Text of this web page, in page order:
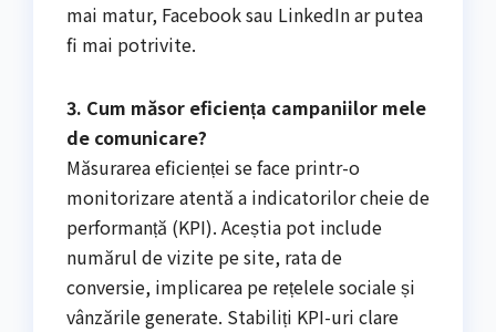
mai matur, Facebook sau LinkedIn ar putea
fi mai potrivite.
3. Cum măsor eficiența campaniilor mele
de comunicare?
Măsurarea eficienței se face printr-o
monitorizare atentă a indicatorilor cheie de
performanță (KPI). Aceștia pot include
numărul de vizite pe site, rata de
conversie, implicarea pe rețelele sociale și
vânzările generate. Stabiliți KPI-uri clare